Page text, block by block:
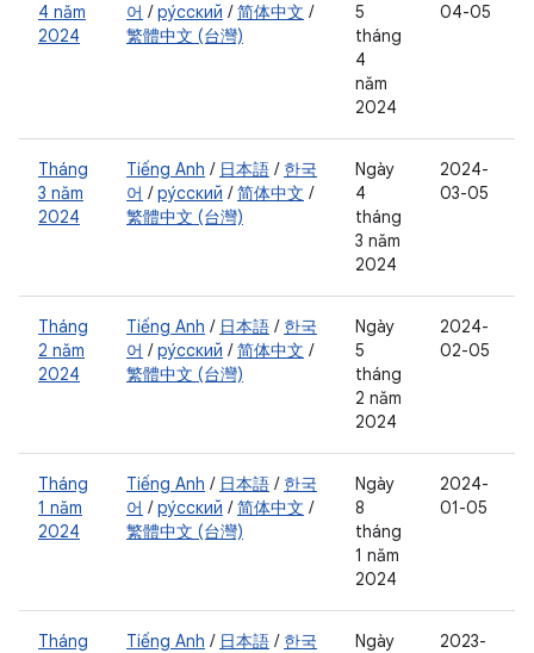
4 năm
2024
어 /ру́сский /简体中文 /
繁體中文 (台灣)
5
tháng
4
năm
2024
04-05
Tháng
3 năm
2024
Tiếng Anh / 日本語 / 한국
어 /ру́сский /简体中文 /
繁體中文 (台灣)
Ngày
4
tháng
3 năm
2024
2024-
03-05
Tháng
2 năm
2024
Tiếng Anh / 日本語 / 한국
어 /ру́сский /简体中文 /
繁體中文 (台灣)
Ngày
5
tháng
2 năm
2024
2024-
02-05
Tháng
1 năm
2024
Tiếng Anh / 日本語 / 한국
어 /ру́сский /简体中文 /
繁體中文 (台灣)
Ngày
8
tháng
1 năm
2024
2024-
01-05
Tháng
Tiếng Anh / 日本語 / 한국
Ngày
2023-